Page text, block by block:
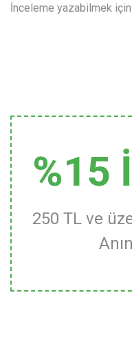
İnceleme yazabilmek için
%15
250 TL ve